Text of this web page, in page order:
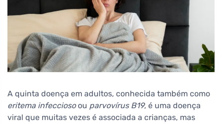
A quinta doença em adultos, conhecida também como
eritema infecciosoou parvovírus B19, é uma doença
viral que muitas vezes é associada a crianças, mas